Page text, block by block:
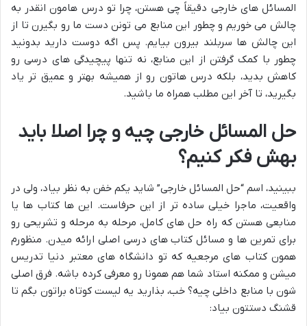
المسائل های خارجی دقیقاً چی هستن، چرا تو درس هامون انقدر به
چالش می خوریم و چطور این منابع می تونن دست ما رو بگیرن تا از
این چالش ها سربلند بیرون بیایم. پس اگه دوست دارید بدونید
چطور با کمک گرفتن از این منابع، نه تنها پیچیدگی های درسی رو
کاهش بدید، بلکه درس هاتون رو از همیشه بهتر و عمیق تر یاد
بگیرید، تا آخر این مطلب همراه ما باشید.
حل المسائل خارجی چیه و چرا اصلا باید
بهش فکر کنیم؟
ببینید، اسم “حل المسائل خارجی” شاید یکم خفن به نظر بیاد، ولی در
واقعیت، ماجرا خیلی ساده تر از این حرفاست. این ها کتاب ها یا
منابعی هستن که راه حل های کامل، مرحله به مرحله و تشریحی رو
برای تمرین ها و مسائل کتاب های درسی اصلی ارائه میدن. منظورم
همون کتاب های مرجعیه که تو دانشگاه های معتبر دنیا تدریس
میشن و ممکنه استاد شما هم همونا رو معرفی کرده باشه. فرق اصلی
شون با منابع داخلی چیه؟ خب، بذارید یه لیست کوتاه براتون بگم تا
قشنگ دستتون بیاد: